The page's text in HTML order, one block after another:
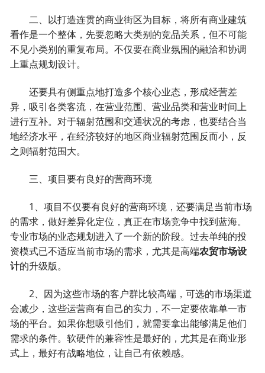
二、以打造连贯的商业街区为目标，将所有商业建筑
看作是一个整体，先要忽略大类别的竞品关系，但不可能
不见小类别的重复布局。不仅要在商业氛围的融洽和协调
上重点规划设计。
还要具有侧重点地打造多个核心业态，形成经营差
异，吸引各类客流，在营业范围、营业品类和营业时间上
进行互补。对于辐射范围和交通状况的考虑，也要结合当
地经济水平，在经济较好的地区商业辐射范围反而小，反
之则辐射范围大。
三、项目要有良好的营商环境
1、项目不仅要有良好的营商环境，还要满足当前市场
的需求，做好差异化定位，真正在市场竞争中找到蓝海。
专业市场的业态规划进入了一个新的阶段。过去单纯的投
资模式已不适应当前市场的需求，尤其是高端农贸市场设
计的升级版。
2、因为这些市场的客户群比较高端，可选的市场渠道
会减少，这些运营商有自己的实力，不一定要依靠单一市
场的平台。如果你想吸引他们，就需要拿出能够满足他们
需求的条件。软硬件的兼容性是最好的，尤其是在商业形
式上，最好有战略地位，让自己有依赖感。